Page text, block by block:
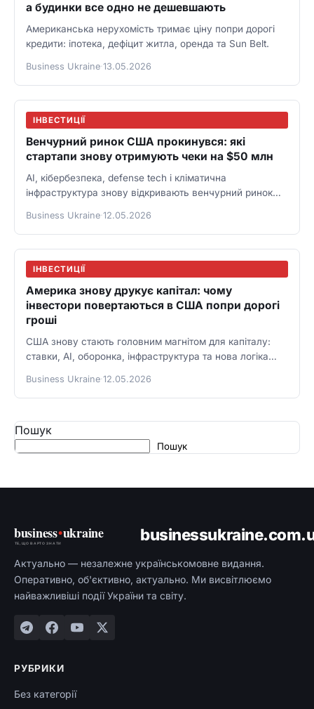
а будинки все одно не дешевшають
Американська нерухомість тримає ціну попри дорогі
кредити: іпотека, дефіцит житла, оренда та Sun Belt.
Business Ukraine·13.05.2026
ІНВЕСТИЦІЇ
Венчурний ринок США прокинувся: які
стартапи знову отримують чеки на $50 млн
AI, кібербезпека, defense tech і кліматична
інфраструктура знову відкривають венчурний ринок
Business Ukraine·12.05.2026
ІНВЕСТИЦІЇ
Америка знову друкує капітал: чому
інвестори повертаються в США попри дорогі
гроші
США знову стають головним магнітом для капіталу:
ставки, AI, оборонка, інфраструктура та нова логіка
Business Ukraine·12.05.2026
Пошук
Пошук
business•ukraine
ТЕ, ЩО ВАРТО ЗНАТИ
Актуально — незалежне українськомовне видання.
Оперативно, об'єктивно, актуально. Ми висвітлюємо
найважливіші події України та світу.
РУБРИКИ
Без категорії